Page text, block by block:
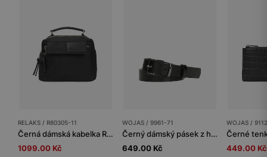
RELAKS / R80305-11
Černá dámská kabelka RELAKS
1099.00 Kč
WOJAS / 9961-71
Černý dámský pásek z hladké kůže s tmavou sponou
649.00 Kč
WOJAS /
449.00 Kč